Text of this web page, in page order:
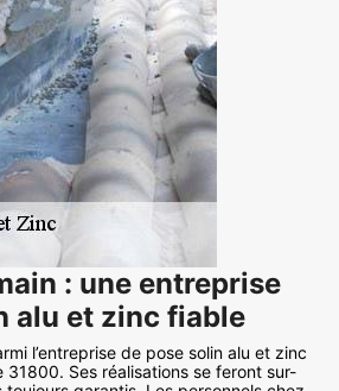
: une entreprise
alu et zinc fiable
l’entreprise de pose solin alu et zinc
31800. Ses réalisations se feront sur-